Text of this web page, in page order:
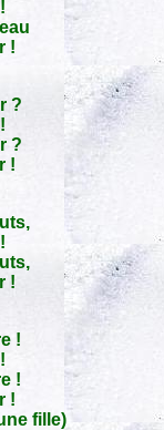
!
?
?
!
!
!
!
!
fille)